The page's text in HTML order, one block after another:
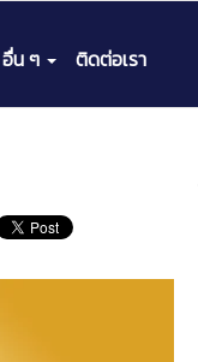
อื่น ๆ ติดต่อเรา